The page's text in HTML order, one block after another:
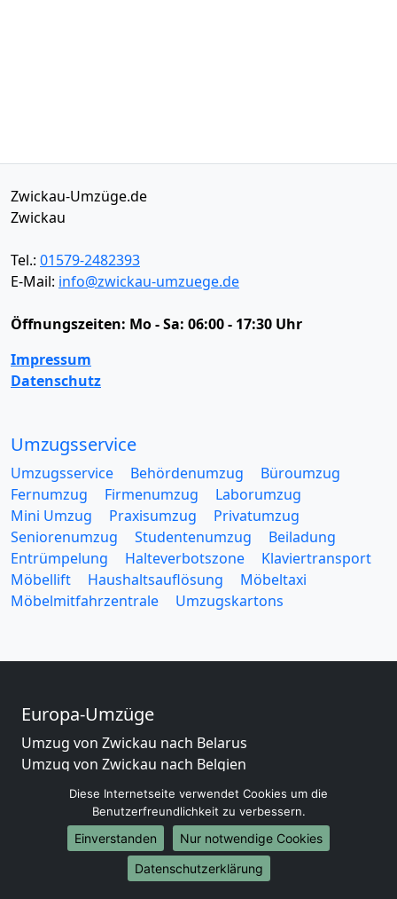
Zwickau-Umzüge.de
Zwickau
Tel.: 01579-2482393
E-Mail: info@zwickau-umzuege.de
Öffnungszeiten: Mo - Sa: 06:00 - 17:30 Uhr
Impressum
Datenschutz
Umzugsservice
Umzugsservice Behördenumzug
Büroumzug
Fernumzug
Firmenumzug
Laborumzug
Mini Umzug
Praxisumzug
Privatumzug
Seniorenumzug
Studentenumzug
Beiladung
Entrümpelung
Halteverbotszone
Klaviertransport
Möbellift
Haushaltsauflösung
Möbeltaxi
Möbelmitfahrzentrale
Umzugskartons
Europa-Umzüge
Umzug von Zwickau nach Belarus
Umzug von Zwickau nach Belgien
Umzug von Zwickau nach Bulgarien
Umzug von Zwickau nach Dänemark
Umzug von Zwickau nach England
Umzug von Zwickau nach Portugal
Umzug von Zwickau nach Bosnien und Herzegowina
Diese Internetseite verwendet Cookies um die
Benutzerfreundlichkeit zu verbessern.
Einverstanden
Nur notwendige Cookies
Datenschutzerklärung